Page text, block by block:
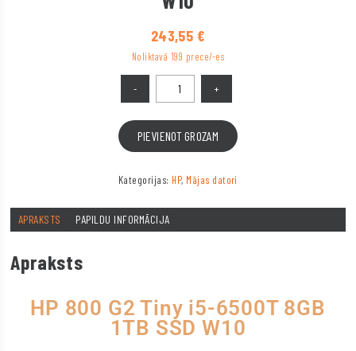
243,55 €
Noliktavā 199 prece/-es
PIEVIENOT GROZAM
Kategorijas: HP, Mājas datori
APRAKSTS PAPILDU INFORMĀCIJA
Apraksts
HP 800 G2 Tiny i5-6500T 8GB
1TB SSD W10